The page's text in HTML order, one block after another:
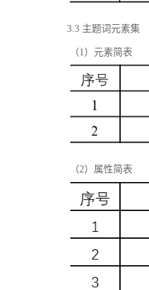
3.3 主题词元素集
（1）元素简表
（2）属性简表